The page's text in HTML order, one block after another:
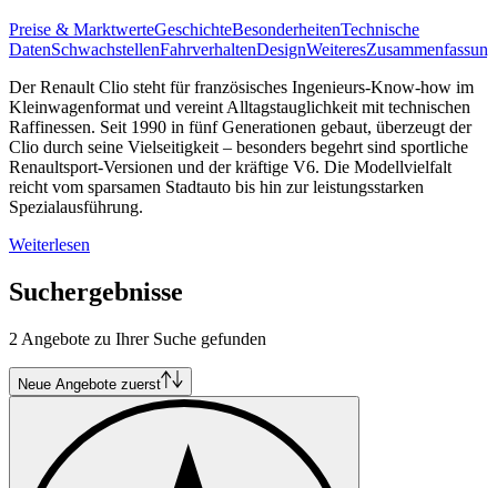
Preise & MarktwerteGeschichteBesonderheitenTechnische
DatenSchwachstellenFahrverhaltenDesignWeiteresZusammenfassung
Der Renault Clio steht für französisches Ingenieurs-Know-how im
Kleinwagenformat und vereint Alltagstauglichkeit mit technischen
Raffinessen. Seit 1990 in fünf Generationen gebaut, überzeugt der
Clio durch seine Vielseitigkeit – besonders begehrt sind sportliche
Renaultsport-Versionen und der kräftige V6. Die Modellvielfalt
reicht vom sparsamen Stadtauto bis hin zur leistungsstarken
Spezialausführung.
Weiterlesen
Suchergebnisse
2 Angebote zu Ihrer Suche gefunden
Neue Angebote zuerst